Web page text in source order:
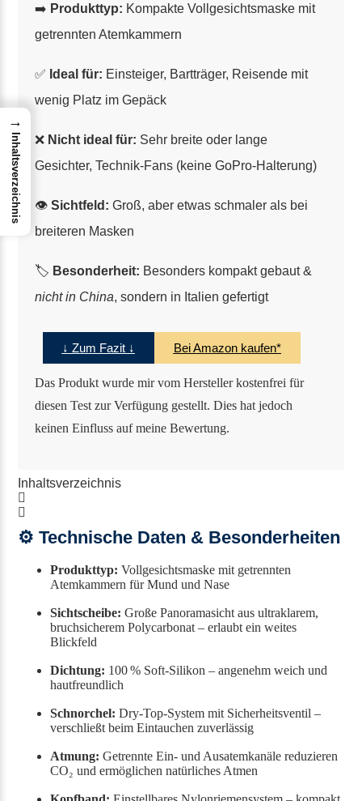
➡️ Produkttyp: Kompakte Vollgesichtsmaske mit
getrennten Atemkammern
✅ Ideal für: Einsteiger, Bartträger, Reisende mit
wenig Platz im Gepäck
❌ Nicht ideal für: Sehr breite oder lange
Gesichter, Technik-Fans (keine GoPro-Halterung)
👁️ Sichtfeld: Groß, aber etwas schmaler als bei
breiteren Masken
🏷️ Besonderheit: Besonders kompakt gebaut &
nicht in China, sondern in Italien gefertigt
↓ Zum Fazit ↓ Bei Amazon kaufen*
Das Produkt wurde mir vom Hersteller kostenfrei für
diesen Test zur Verfügung gestellt. Dies hat jedoch
keinen Einfluss auf meine Bewertung.
Inhaltsverzeichnis
⚙️ Technische Daten & Besonderheiten
Produkttyp: Vollgesichtsmaske mit getrennten
Atemkammern für Mund und Nase
Sichtscheibe: Große Panoramasicht aus ultraklarem,
bruchsicherem Polycarbonat – erlaubt ein weites
Blickfeld
Dichtung: 100 % Soft-Silikon – angenehm weich und
hautfreundlich
Schnorchel: Dry-Top-System mit Sicherheitsventil –
verschließt beim Eintauchen zuverlässig
Atmung: Getrennte Ein‑ und Ausatemkanäle reduzieren
CO₂ und ermöglichen natürliches Atmen
→
Inhaltsverzeichnis